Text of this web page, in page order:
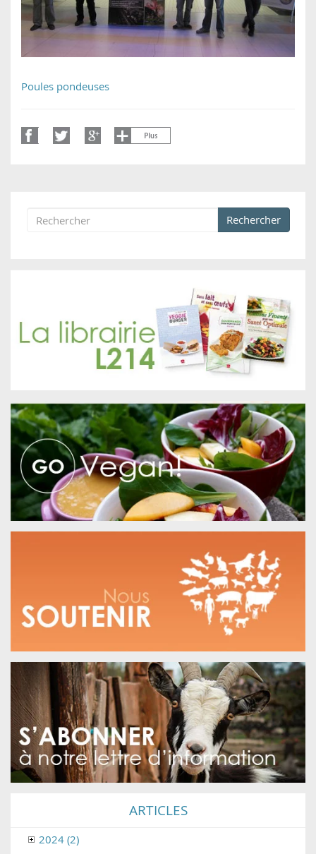
Poules pondeuses
Formulaire de recherche
Rechercher
ARTICLES
2024 (2)